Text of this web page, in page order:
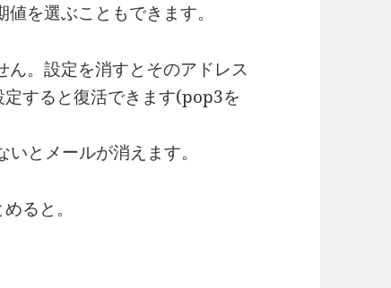
を選ぶこともできます。
。設定を消すとそのアドレス
すると復活できます(pop3を
とメールが消えます。
ると。